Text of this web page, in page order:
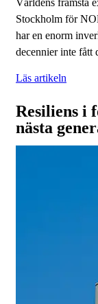
Världens främsta
Stockholm för
har en enorm
decennier inte fått
Läs artikeln
Resiliens i
nästa